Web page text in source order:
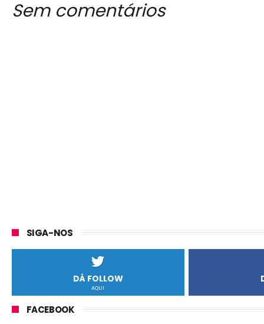
Sem comentários
SIGA-NOS
DÁ FOLLOW
AQUI
FACEBOOK